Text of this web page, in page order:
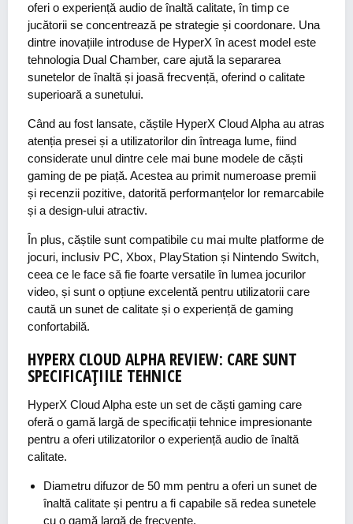
oferi o experiență audio de înaltă calitate, în timp ce
jucătorii se concentrează pe strategie și coordonare. Una
dintre inovațiile introduse de HyperX în acest model este
tehnologia Dual Chamber, care ajută la separarea
sunetelor de înaltă și joasă frecvență, oferind o calitate
superioară a sunetului.
Când au fost lansate, căștile HyperX Cloud Alpha au atras
atenția presei și a utilizatorilor din întreaga lume, fiind
considerate unul dintre cele mai bune modele de căști
gaming de pe piață. Acestea au primit numeroase premii
și recenzii pozitive, datorită performanțelor lor remarcabile
și a design-ului atractiv.
În plus, căștile sunt compatibile cu mai multe platforme de
jocuri, inclusiv PC, Xbox, PlayStation și Nintendo Switch,
ceea ce le face să fie foarte versatile în lumea jocurilor
video, și sunt o opțiune excelentă pentru utilizatorii care
caută un sunet de calitate și o experiență de gaming
confortabilă.
HYPERX CLOUD ALPHA REVIEW: CARE SUNT
SPECIFICAȚIILE TEHNICE
HyperX Cloud Alpha este un set de căști gaming care
oferă o gamă largă de specificații tehnice impresionante
pentru a oferi utilizatorilor o experiență audio de înaltă
calitate.
Diametru difuzor de 50 mm pentru a oferi un sunet de
înaltă calitate și pentru a fi capabile să redea sunetele
cu o gamă largă de frecvențe.